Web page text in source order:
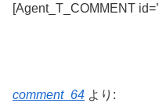
[Agent_T_COMMENT
comment_64 より: